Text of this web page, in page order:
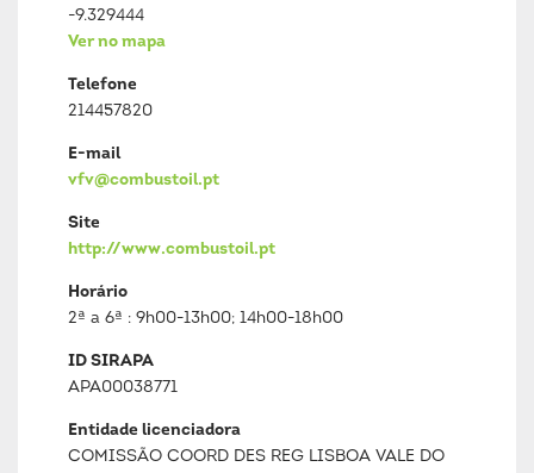
-9.329444
Ver no mapa
Telefone
214457820
E-mail
vfv@combustoil.pt
Site
http://www.combustoil.pt
Horário
2ª a 6ª : 9h00-13h00; 14h00-18h00
ID SIRAPA
APA00038771
Entidade licenciadora
COMISSÃO COORD DES REG LISBOA VALE DO